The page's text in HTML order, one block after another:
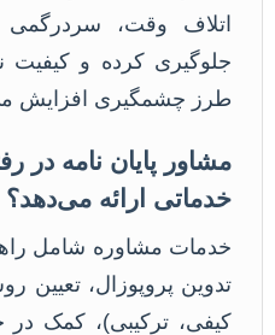
اتلاف وقت، سردرگمی
جلوگیری کرده و کیفیت
طرز چشمگیری افزایش
مشاور پایان نامه در
خدماتی ارائه می‌دهد؟
خدمات مشاوره شامل
تدوین پروپوزال،
کیفی، ترکیبی)، کمک در